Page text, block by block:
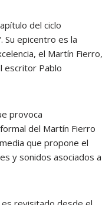
del ciclo
Su epicentro es la
el Martín Fierro,
escritor Pablo
provoca
del Martín Fierro
que propone el
y sonidos asociados a